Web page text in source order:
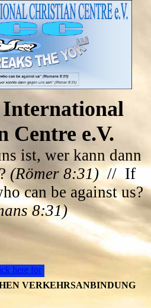
Centre e.V.
ist, wer kann dann
(Römer 8:31)// If
can be against us?
8:31)
here for
VERKEHRSANBINDUNG